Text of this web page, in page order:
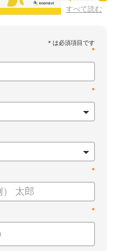
すべて読む
調査をもとに現場ですぐ
。
まとめているため、これ
フォーマットの作成や素
プトも収録！
タント」にして、明日か
する実態調査」
価、エンゲージメント業
*
*
*
*